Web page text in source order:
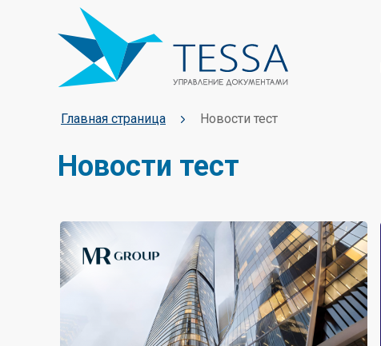
Главная страница Новости тест
Новости тест